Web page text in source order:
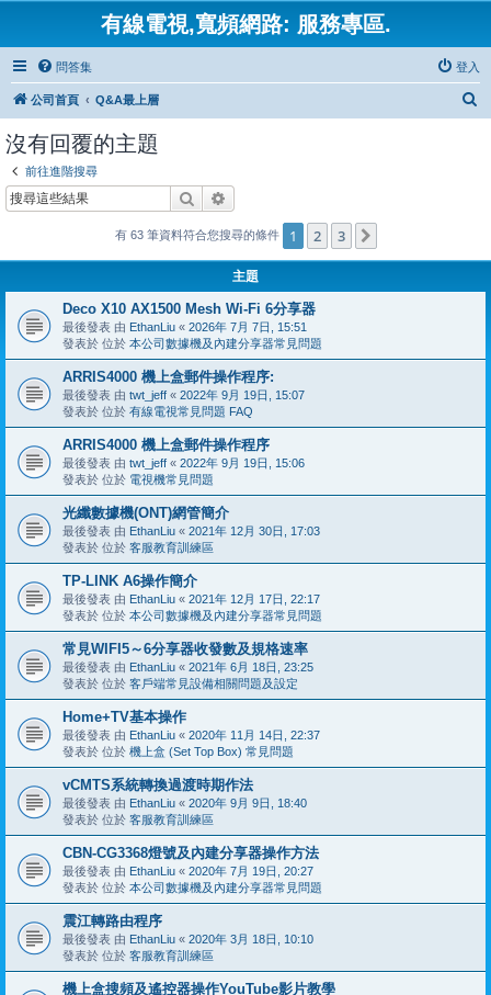
有線電視,寬頻網路: 服務專區.
問答集 登入
公司首頁 Q&A最上層
沒有回覆的主題
前往進階搜尋
搜尋
有 63 筆資料符合您搜尋的條件 1 2 3
主題
Deco X10 AX1500 Mesh Wi-Fi 6分享器
最後發表 由 EthanLiu « 2026年 7月 7日, 15:51
發表於 位於 本公司數據機及內建分享器常見問題
ARRIS4000 機上盒郵件操作程序:
最後發表 由 twt_jeff « 2022年 9月 19日, 15:07
發表於 位於 有線電視常見問題 FAQ
ARRIS4000 機上盒郵件操作程序
最後發表 由 twt_jeff « 2022年 9月 19日, 15:06
發表於 位於 電視機常見問題
光纖數據機(ONT)網管簡介
最後發表 由 EthanLiu « 2021年 12月 30日, 17:03
發表於 位於 客服教育訓練區
TP-LINK A6操作簡介
最後發表 由 EthanLiu « 2021年 12月 17日, 22:17
發表於 位於 本公司數據機及內建分享器常見問題
常見WIFI5～6分享器收發數及規格速率
最後發表 由 EthanLiu « 2021年 6月 18日, 23:25
發表於 位於 客戶端常見設備相關問題及設定
Home+TV基本操作
最後發表 由 EthanLiu « 2020年 11月 14日, 22:37
發表於 位於 機上盒 (Set Top Box) 常見問題
vCMTS系統轉換過渡時期作法
最後發表 由 EthanLiu « 2020年 9月 9日, 18:40
發表於 位於 客服教育訓練區
CBN-CG3368燈號及內建分享器操作方法
最後發表 由 EthanLiu « 2020年 7月 19日, 20:27
發表於 位於 本公司數據機及內建分享器常見問題
震江轉路由程序
最後發表 由 EthanLiu « 2020年 3月 18日, 10:10
發表於 位於 客服教育訓練區
機上盒搜頻及遙控器操作YouTube影片教學